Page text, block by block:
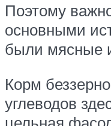
Поэтому
основными
были мясные
Корм
углеводов